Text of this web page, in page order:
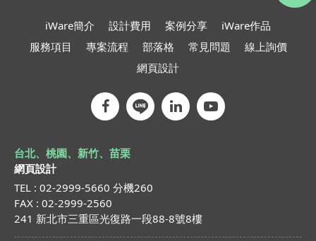
iWare簡介 設計費用 案例分享
iWare作品
服務項目
專案流程 部落格 常見問題
線上詢價
網頁設計
台北、桃園、新竹、苗栗
網頁設計
TEL : 02-2999-5660 分機260
FAX : 02-2999-2560
241 新北市三重區光復路一段88-8號8樓